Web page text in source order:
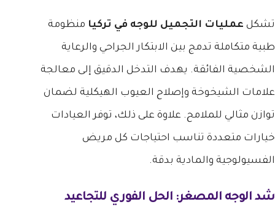
تشكل عمليات التجميل للوجه في تركيا منظومة
طبية متكاملة تدمج بين الابتكار الجراحي والرعاية
الشخصية الفائقة. يهدف التدخل الدقيق إلى معالجة
علامات الشيخوخة وإصلاح العيوب الهيكلية لضمان
توازن مثالي للملامح. علاوة على ذلك، توفر العيادات
خيارات متعددة تناسب احتياجات كل مريض
الفسيولوجية والمادية بدقة.
شد الوجه المصغر: الحل الفوري للتجاعيد